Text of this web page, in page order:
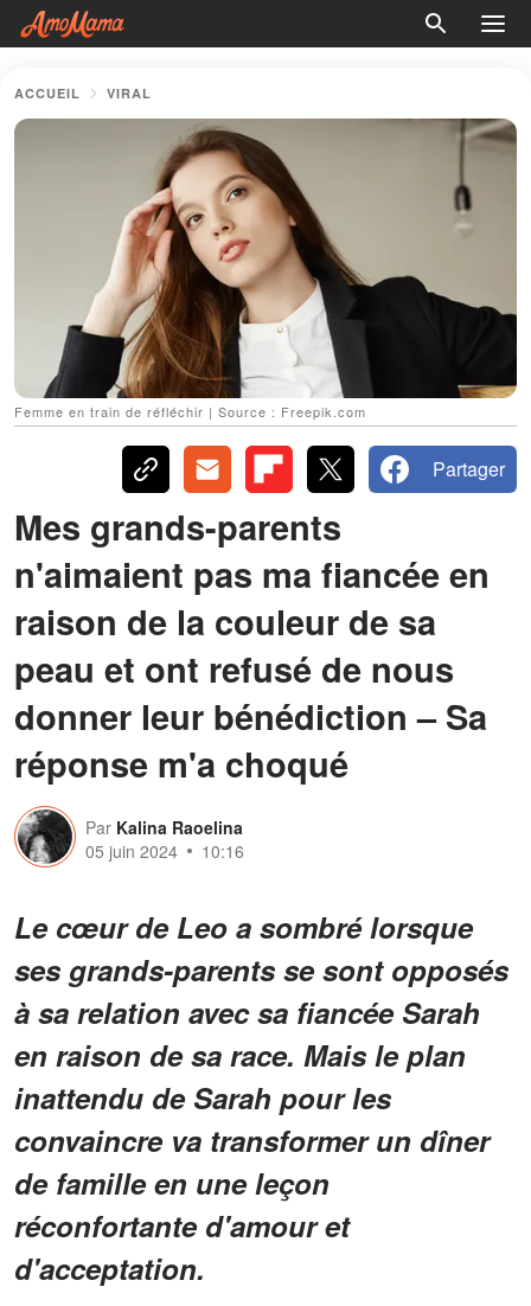
ACCUEIL VIRAL
Femme en train de réfléchir | Source : Freepik.com
Partager
Mes grands-parents
n'aimaient pas ma fiancée en
raison de la couleur de sa
peau et ont refusé de nous
donner leur bénédiction – Sa
réponse m'a choqué
Par Kalina Raoelina
05 juin 2024
10:16
Le cœur de Leo a sombré lorsque
ses grands-parents se sont opposés
à sa relation avec sa fiancée Sarah
en raison de sa race. Mais le plan
inattendu de Sarah pour les
convaincre va transformer un dîner
de famille en une leçon
réconfortante d'amour et
d'acceptation.